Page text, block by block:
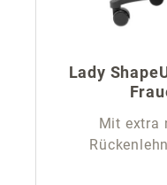
Lady
Mit extra